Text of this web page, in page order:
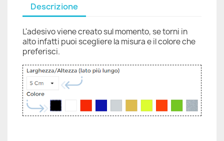
Descrizione
L'adesivo viene creato sul momento, se torni in
alto infatti puoi scegliere la misura e il colore che
preferisci.